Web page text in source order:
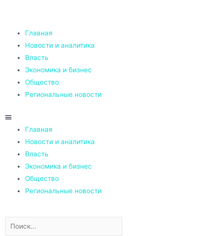
Главная
Новости и аналитика
Власть
Экономика и бизнес
Общество
Региональные новости
Главная
Новости и аналитика
Власть
Экономика и бизнес
Общество
Региональные новости